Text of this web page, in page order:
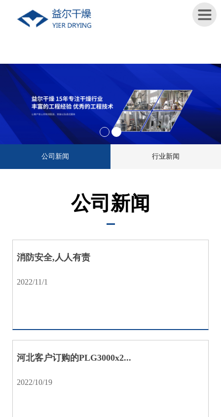
关
于
我
资
工
案
服
服
系
公司新闻 行业新闻
公司新闻
消防安全,人人有责
2022/11/1
河北客户订购的PLG3000x2...
2022/10/19